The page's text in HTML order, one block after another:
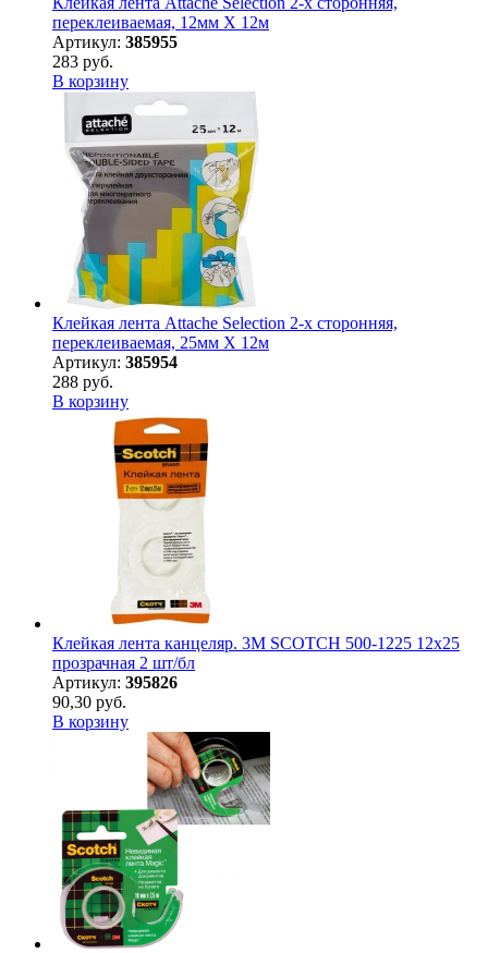
переклеиваемая, 12мм Х 12м
Артикул: 385955
283 руб.
В корзину
Клейкая лента Attache Selection 2-х сторонняя,
переклеиваемая, 25мм Х 12м
Артикул: 385954
288 руб.
В корзину
Клейкая лента канцеляр. 3M SCOTCH 500-1225 12х25
прозрачная 2 шт/бл
Артикул: 395826
90,30 руб.
В корзину